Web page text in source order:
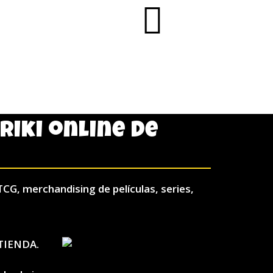
online de
merchandising de películas, series,